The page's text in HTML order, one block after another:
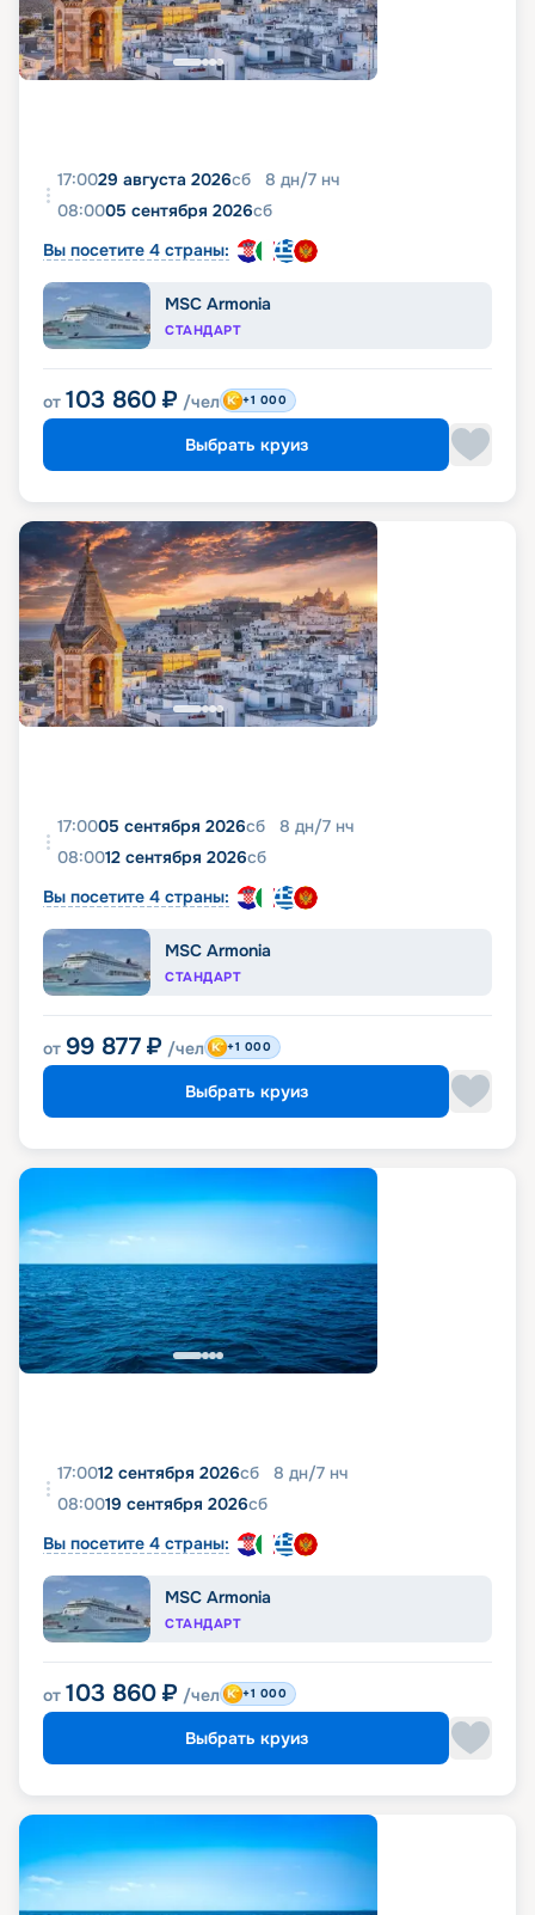
17:0029 августа 2026сб 8 дн/7 нч
08:0005 сентября 2026сб
Вы посетите 4 страны:
MSC Armonia
СТАНДАРТ
от 103 860 ₽ /чел +1 000
Выбрать круиз
17:0005 сентября 2026сб 8 дн/7 нч
08:0012 сентября 2026сб
Вы посетите 4 страны:
MSC Armonia
СТАНДАРТ
от 99 877 ₽ /чел +1 000
Выбрать круиз
17:0012 сентября 2026сб 8 дн/7 нч
08:0019 сентября 2026сб
Вы посетите 4 страны:
MSC Armonia
СТАНДАРТ
от 103 860 ₽ /чел +1 000
Выбрать круиз